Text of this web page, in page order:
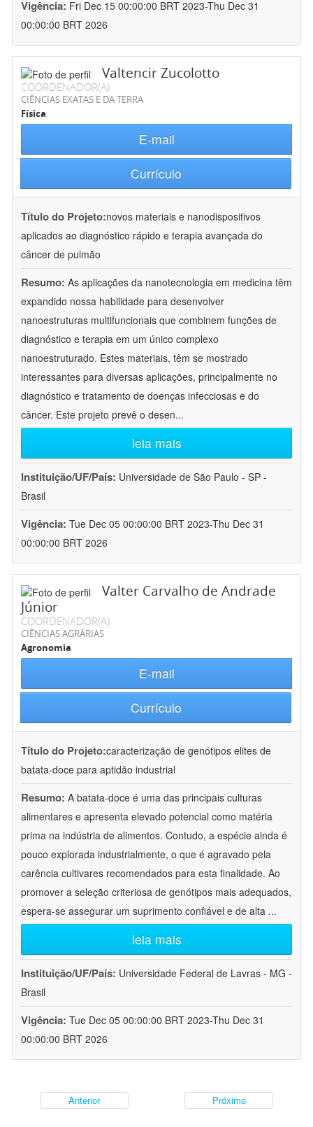
Vigência: Fri Dec 15 00:00:00 BRT 2023-Thu Dec 31
00:00:00 BRT 2026
Valtencir Zucolotto
COORDENADOR(A)
CIÊNCIAS EXATAS E DA TERRA
Física
E-mail
Currículo
Título do Projeto:novos materiais e nanodispositivos
aplicados ao diagnóstico rápido e terapia avançada do
câncer de pulmão
Resumo: As aplicações da nanotecnologia em medicina têm
expandido nossa habilidade para desenvolver
nanoestruturas multifuncionais que combinem funções de
diagnóstico e terapia em um único complexo
nanoestruturado. Estes materiais, têm se mostrado
interessantes para diversas aplicações, principalmente no
diagnóstico e tratamento de doenças infecciosas e do
câncer. Este projeto prevê o desen...
leia mais
Instituição/UF/País: Universidade de São Paulo - SP -
Brasil
Vigência: Tue Dec 05 00:00:00 BRT 2023-Thu Dec 31
00:00:00 BRT 2026
Valter Carvalho de Andrade
Júnior
COORDENADOR(A)
CIÊNCIAS AGRÁRIAS
Agronomia
E-mail
Currículo
Título do Projeto:caracterização de genótipos elites de
batata-doce para aptidão industrial
Resumo: A batata-doce é uma das principais culturas
alimentares e apresenta elevado potencial como matéria
prima na indústria de alimentos. Contudo, a espécie ainda é
pouco explorada industrialmente, o que é agravado pela
carência cultivares recomendados para esta finalidade. Ao
promover a seleção criteriosa de genótipos mais adequados,
espera-se assegurar um suprimento confiável e de alta ...
leia mais
Instituição/UF/País: Universidade Federal de Lavras - MG -
Brasil
Vigência: Tue Dec 05 00:00:00 BRT 2023-Thu Dec 31
00:00:00 BRT 2026
Anterior Próximo